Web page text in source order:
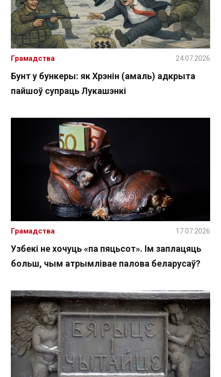
Бунт у бункеры: як Хрэнін (амаль) адкрыта
пайшоў супраць Лукашэнкі
Грамадства 24.07.2026
Узбекі не хочуць «па пяцьсот». Ім заплацяць
больш, чым атрымлівае палова беларусаў?
Грамадства 17.07.2026